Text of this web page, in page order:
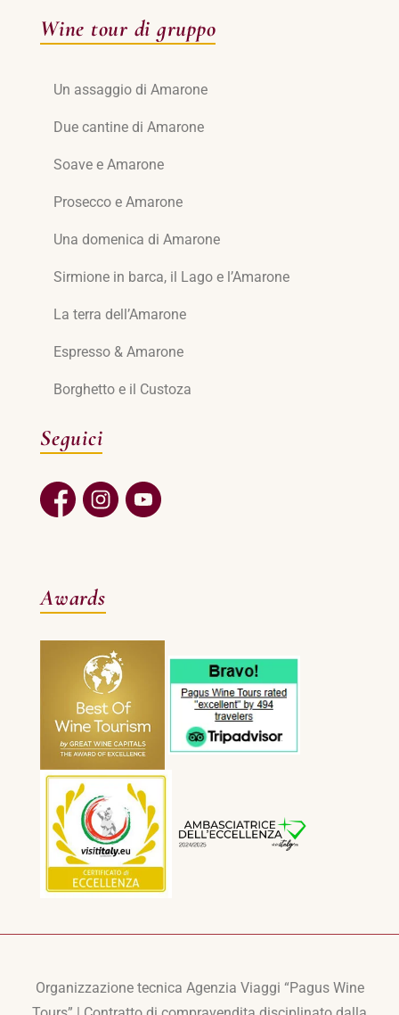
Wine tour di gruppo
Un assaggio di Amarone
Due cantine di Amarone
Soave e Amarone
Prosecco e Amarone
Una domenica di Amarone
Sirmione in barca, il Lago e l’Amarone
La terra dell’Amarone
Espresso & Amarone
Borghetto e il Custoza
Seguici
Awards
Organizzazione tecnica Agenzia Viaggi “Pagus Wine